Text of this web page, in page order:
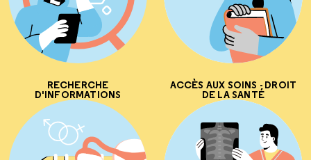
RECHERCHE
D'INFORMATIONS
ACCÈS AUX SOINS - DROIT
DE LA SANTÉ